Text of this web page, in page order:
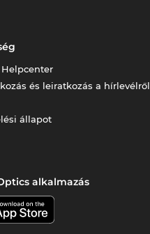
Helpcenter
és leiratkozás a hírlevélről
állapot
alkalmazás